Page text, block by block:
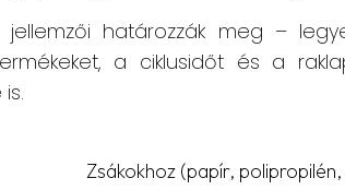
határozzák meg –
a ciklusidőt és a
Zsákokhoz (papír,